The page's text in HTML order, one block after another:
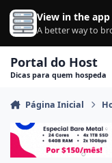
Ir para conteúdo
View in the app
A better way to
Portal do Host
Dicas para quem hospeda
Página Inicial